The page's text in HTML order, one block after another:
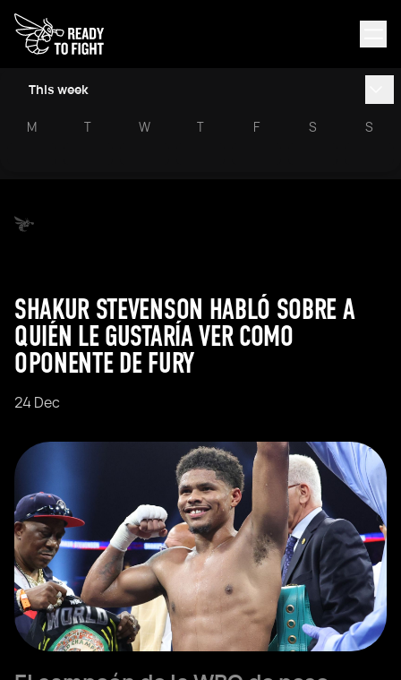
This week
M T W T F S S
SHAKUR STEVENSON HABLÓ SOBRE A
QUIÉN LE GUSTARÍA VER COMO
OPONENTE DE FURY
24 Dec